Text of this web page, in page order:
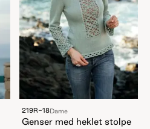
219R-18Dame
Genser med heklet stolpe